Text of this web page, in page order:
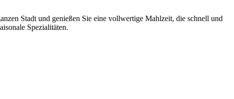
Stadt und genießen Sie eine vollwertige Mahlzeit, die schnell und
Spezialitäten.